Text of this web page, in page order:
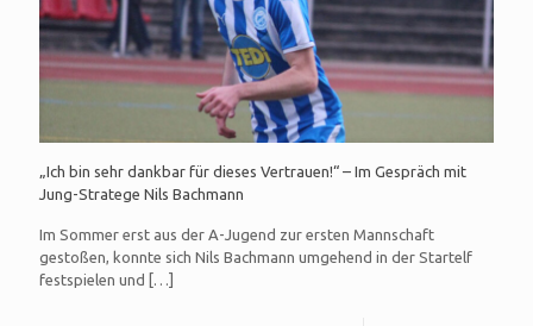
„Ich bin sehr dankbar für dieses Vertrauen!“ – Im Gespräch mit
Jung-Stratege Nils Bachmann
Im Sommer erst aus der A-Jugend zur ersten Mannschaft
gestoßen, konnte sich Nils Bachmann umgehend in der Startelf
festspielen und
[…]